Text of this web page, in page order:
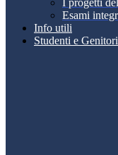
I progetti
Esami
Info utili
Studenti e Genitori